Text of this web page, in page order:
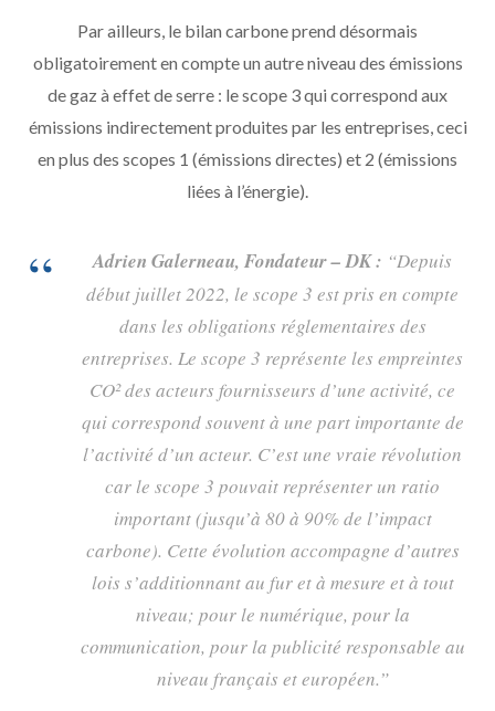
Par ailleurs, le bilan carbone prend désormais
obligatoirement en compte un autre niveau des émissions
de gaz à effet de serre : le scope 3 qui correspond aux
émissions indirectement produites par les entreprises, ceci
en plus des scopes 1 (émissions directes) et 2 (émissions
liées à l’énergie).
Adrien Galerneau, Fondateur – DK : “Depuis
début juillet 2022, le scope 3 est pris en compte
dans les obligations réglementaires des
entreprises. Le scope 3 représente les empreintes
CO² des acteurs fournisseurs d’une activité, ce
qui correspond souvent à une part importante de
l’activité d’un acteur. C’est une vraie révolution
car le scope 3 pouvait représenter un ratio
important (jusqu’à 80 à 90% de l’impact
carbone). Cette évolution accompagne d’autres
lois s’additionnant au fur et à mesure et à tout
niveau; pour le numérique, pour la
communication, pour la publicité responsable au
niveau français et européen.”